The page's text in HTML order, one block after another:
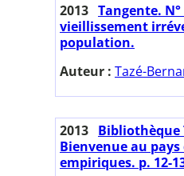
2013 Tangente. N°
vieillissement
population.
Auteur : Tazé-
2013 Bibliothèque
Bienvenue au
empiriques. p. 12-